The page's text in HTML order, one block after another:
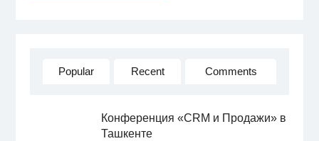
Popular Recent Comments
Конференция «CRM и Продажи» в
Ташкенте